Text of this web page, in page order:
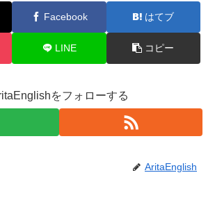
Facebook はてブ
LINE コピー
をフォローする
AritaEnglish